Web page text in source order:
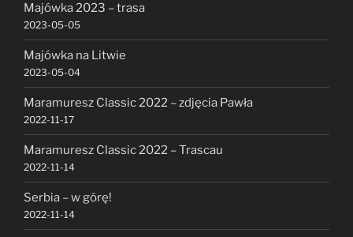
Majówka 2023 – trasa
2023-05-05
Majówka na Litwie
2023-05-04
Maramuresz Classic 2022 – zdjęcia Pawła
2022-11-17
Maramuresz Classic 2022 – Trascau
2022-11-14
Serbia – w górę!
2022-11-14